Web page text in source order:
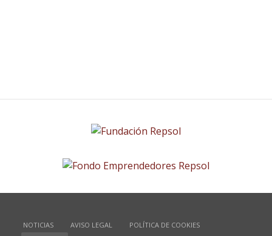
NOTICIAS AVISO LEGAL
POLÍTICA DE COOKIES